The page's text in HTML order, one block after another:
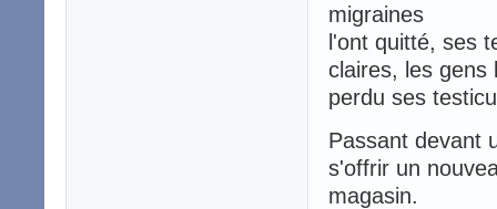
migraines
l'ont quitté, ses
claires, les gens
perdu ses
Passant devant
s'offrir un
magasin.